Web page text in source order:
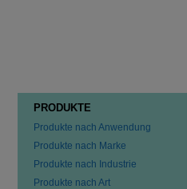
PRODUKTE
Produkte nach Anwendung
Produkte nach Marke
Produkte nach Industrie
Produkte nach Art